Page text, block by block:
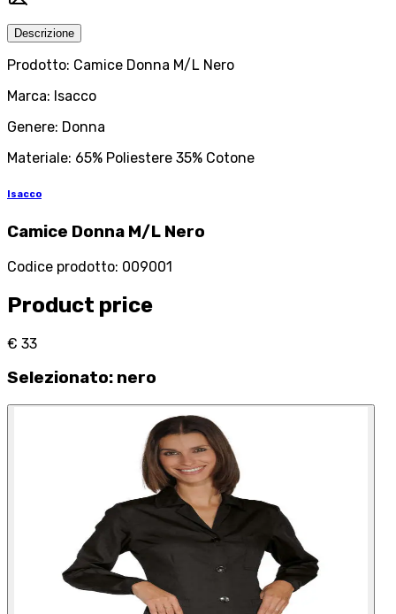
Descrizione
Prodotto: Camice Donna M/L Nero
Marca: Isacco
Genere: Donna
Materiale: 65% Poliestere 35% Cotone
Isacco
Camice Donna M/L Nero
Codice prodotto: 009001
Product price
€ 33
Selezionato: nero